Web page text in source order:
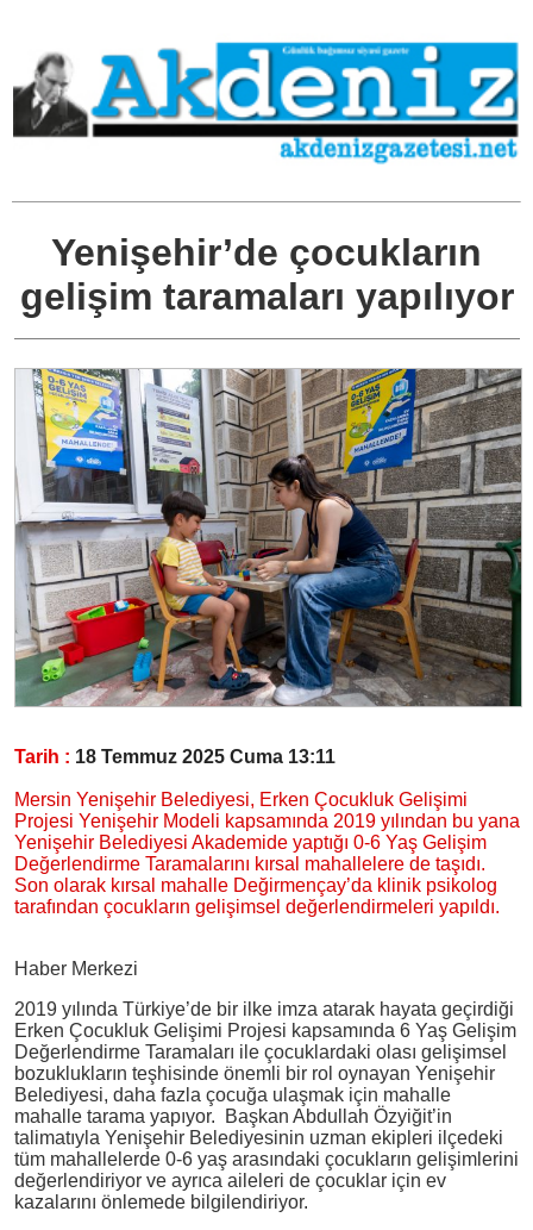
Yenişehir’de çocukların
gelişim taramaları yapılıyor
Tarih : 18 Temmuz 2025 Cuma 13:11
Mersin Yenişehir Belediyesi, Erken Çocukluk Gelişimi
Projesi Yenişehir Modeli kapsamında 2019 yılından bu yana
Yenişehir Belediyesi Akademide yaptığı 0-6 Yaş Gelişim
Değerlendirme Taramalarını kırsal mahallelere de taşıdı.
Son olarak kırsal mahalle Değirmençay’da klinik psikolog
tarafından çocukların gelişimsel değerlendirmeleri yapıldı.
Haber Merkezi
2019 yılında Türkiye’de bir ilke imza atarak hayata geçirdiği
Erken Çocukluk Gelişimi Projesi kapsamında 6 Yaş Gelişim
Değerlendirme Taramaları ile çocuklardaki olası gelişimsel
bozuklukların teşhisinde önemli bir rol oynayan Yenişehir
Belediyesi, daha fazla çocuğa ulaşmak için mahalle
mahalle tarama yapıyor. Başkan Abdullah Özyiğit’in
talimatıyla Yenişehir Belediyesinin uzman ekipleri ilçedeki
tüm mahallelerde 0-6 yaş arasındaki çocukların gelişimlerini
değerlendiriyor ve ayrıca aileleri de çocuklar için ev
kazalarını önlemede bilgilendiriyor.